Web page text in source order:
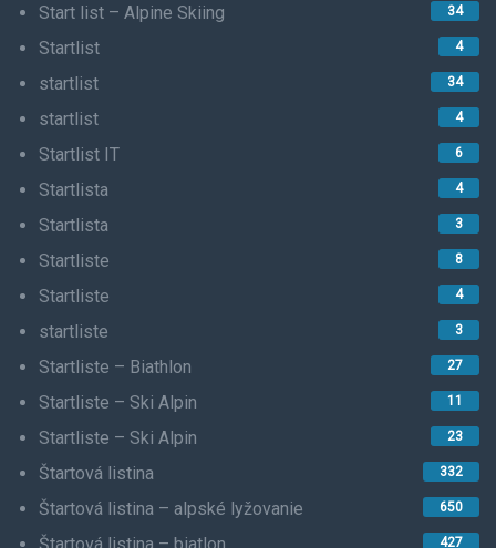
Start list – Alpine Skiing 34
Startlist 4
startlist 34
startlist 4
Startlist IT 6
Startlista 4
Startlista 3
Startliste 8
Startliste 4
startliste 3
Startliste – Biathlon 27
Startliste – Ski Alpin 11
Startliste – Ski Alpin 23
Štartová listina 332
Štartová listina – alpské lyžovanie 650
427